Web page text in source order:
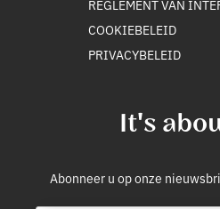
It's
Abonneer u op onze
REGLEMENT VAN
COOKIEBELEID
PRIVACYBELEID